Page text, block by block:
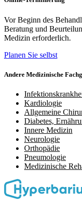
Vor Beginn des
Beratung und
Medizin erforderlich.
Planen Sie selbst
Andere Medizinische
Kardiologie
Allgemeine
Diabetes,
Innere Medizin
Neurologie
Orthopädie
Pneumologie
Medizinische